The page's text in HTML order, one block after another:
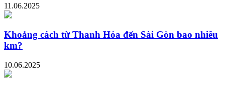
11.06.2025
Khoảng cách từ Thanh Hóa đến Sài Gòn bao nhiêu
km?
10.06.2025